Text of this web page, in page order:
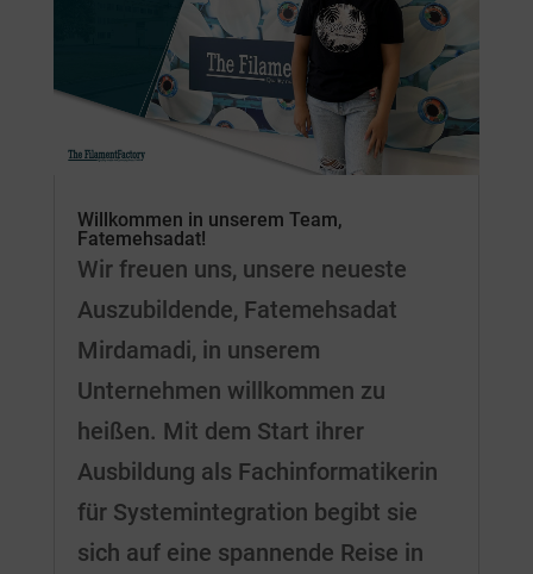
Willkommen in unserem Team,
Fatemehsadat!
Wir freuen uns, unsere neueste
Auszubildende, Fatemehsadat
Mirdamadi, in unserem
Unternehmen willkommen zu
heißen. Mit dem Start ihrer
Ausbildung als Fachinformatikerin
für Systemintegration begibt sie
sich auf eine spannende Reise in